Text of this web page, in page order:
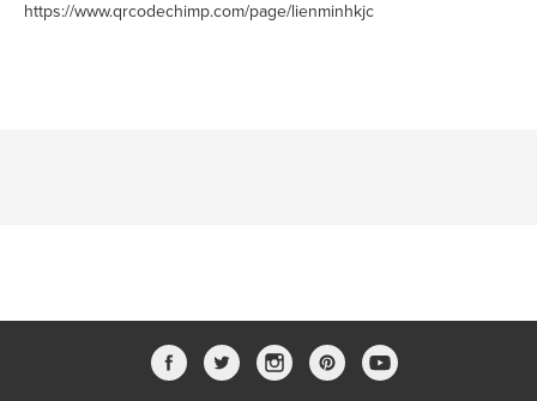
https://www.qrcodechimp.com/page/lienminhkjc